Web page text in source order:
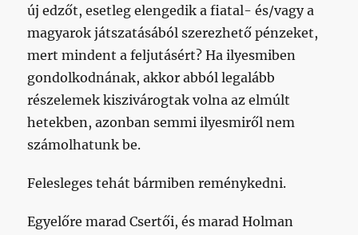
új edzőt, esetleg elengedik a fiatal- és/vagy a
magyarok játszatásából szerezhető pénzeket,
mert mindent a feljutásért? Ha ilyesmiben
gondolkodnának, akkor abból legalább
részelemek kiszivárogtak volna az elmúlt
hetekben, azonban semmi ilyesmiről nem
számolhatunk be.
Felesleges tehát bármiben reménykedni.
Egyelőre marad Csertői, és marad Holman